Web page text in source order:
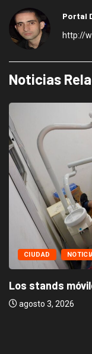
Portal
http://
Noticias
CIUDAD
Los stands
agosto 3, 2026